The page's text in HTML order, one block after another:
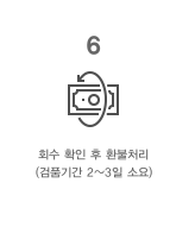
6
회수 확인 후 환불처리
(검품기간 2~3일 소요)